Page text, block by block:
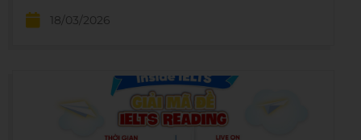
18/03/2026